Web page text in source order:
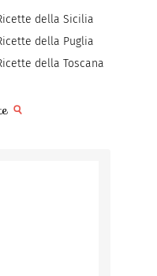
della Sicilia
della Puglia
della Toscana